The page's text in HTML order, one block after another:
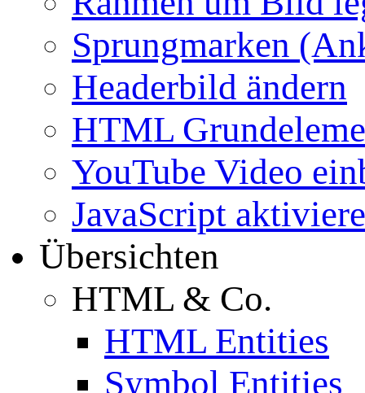
Sprungmarken
Headerbild ändern
HTML
YouTube Video
JavaScript
Übersichten
HTML & Co.
HTML Entities
Symbol Entities